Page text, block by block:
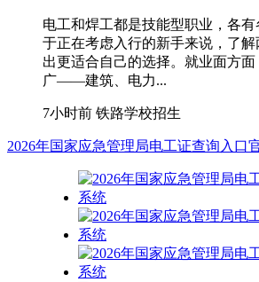
电工和焊工都是技能型职业，各
于正在考虑入行的新手来说，了
出更适合自己的选择。就业面方
广——建筑、电力...
7小时前 铁路学校招生
2026年国家应急管理局电工证查询入口